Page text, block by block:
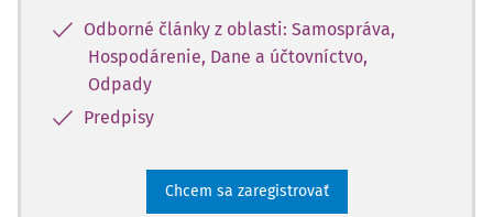
Odborné články z oblasti: Samospráva,
Hospodárenie, Dane a účtovníctvo,
Odpady
Predpisy
Chcem sa zaregistrovať